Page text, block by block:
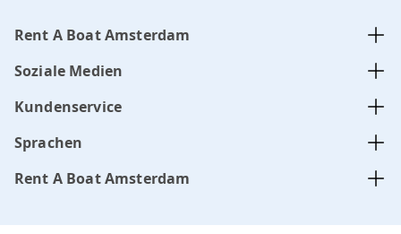
Rent A Boat Amsterdam
Soziale Medien
Kundenservice
Sprachen
Rent A Boat Amsterdam